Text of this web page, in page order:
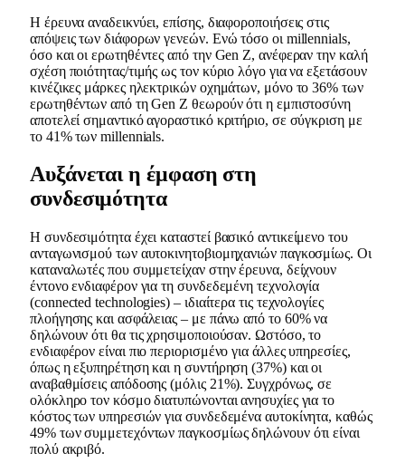
Η έρευνα αναδεικνύει, επίσης, διαφοροποιήσεις στις
απόψεις των διάφορων γενεών. Ενώ τόσο οι millennials,
όσο και οι ερωτηθέντες από την Gen Z, ανέφεραν την καλή
σχέση ποιότητας/τιμής ως τον κύριο λόγο για να εξετάσουν
κινέζικες μάρκες ηλεκτρικών οχημάτων, μόνο το 36% των
ερωτηθέντων από τη Gen Z θεωρούν ότι η εμπιστοσύνη
αποτελεί σημαντικό αγοραστικό κριτήριο, σε σύγκριση με
το 41% των millennials.
Αυξάνεται η έμφαση στη
συνδεσιμότητα
Η συνδεσιμότητα έχει καταστεί βασικό αντικείμενο του
ανταγωνισμού των αυτοκινητοβιομηχανιών παγκοσμίως. Οι
καταναλωτές που συμμετείχαν στην έρευνα, δείχνουν
έντονο ενδιαφέρον για τη συνδεδεμένη τεχνολογία
(connected technologies) – ιδιαίτερα τις τεχνολογίες
πλοήγησης και ασφάλειας – με πάνω από το 60% να
δηλώνουν ότι θα τις χρησιμοποιούσαν. Ωστόσο, το
ενδιαφέρον είναι πιο περιορισμένο για άλλες υπηρεσίες,
όπως η εξυπηρέτηση και η συντήρηση (37%) και οι
αναβαθμίσεις απόδοσης (μόλις 21%). Συγχρόνως, σε
ολόκληρο τον κόσμο διατυπώνονται ανησυχίες για το
κόστος των υπηρεσιών για συνδεδεμένα αυτοκίνητα, καθώς
49% των συμμετεχόντων παγκοσμίως δηλώνουν ότι είναι
πολύ ακριβό.